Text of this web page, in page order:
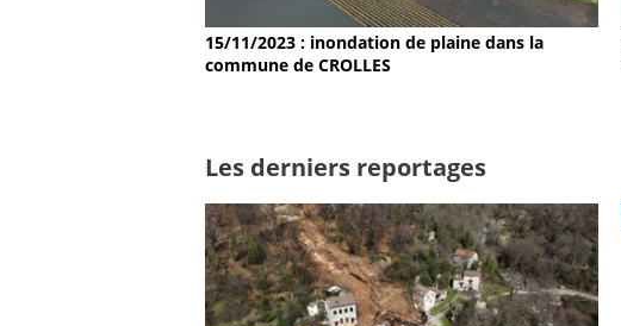
15/11/2023 : inondation de plaine dans la
commune de CROLLES
Les derniers reportages